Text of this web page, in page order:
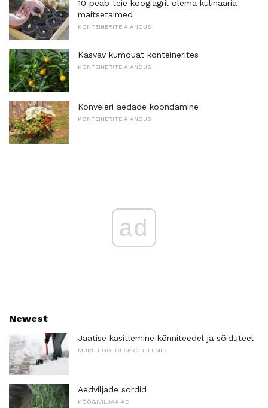
10 peab teie köögiagril olema kulinaaria
maitsetaimed
KONTEINERITE AIANDUS
Kasvav kumquat konteinerites
KONTEINERITE AIANDUS
Konveieri aedade koondamine
KONTEINERITE AIANDUS
ad
Newest
Jäätise käsitlemine kõnniteedel ja sõiduteel
MURU HOOLDUSPROBLEEMID
Aedviljade sordid
KÖÖGIVILJAAIAD